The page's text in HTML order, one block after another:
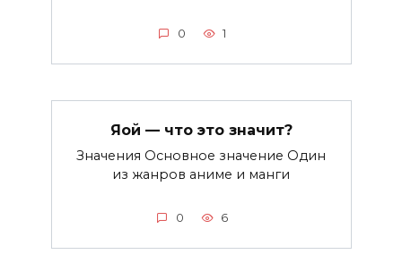
0 1
Яой — что это значит?
Значения Основное значение Один
из жанров аниме и манги
0 6